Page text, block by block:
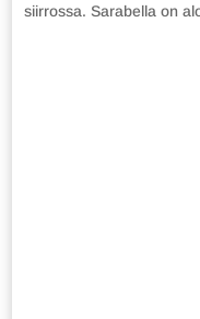
siirrossa. Sarabella on